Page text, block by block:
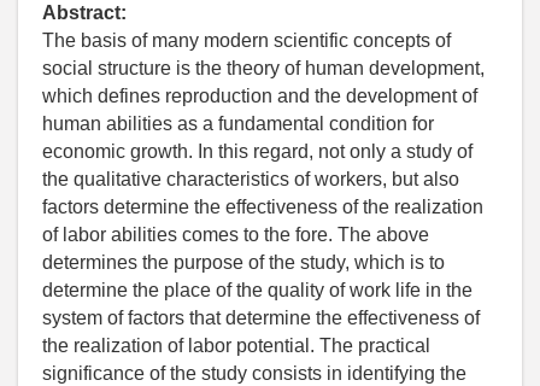
Abstract:
The basis of many modern scientific concepts of
social structure is the theory of human development,
which defines reproduction and the development of
human abilities as a fundamental condition for
economic growth. In this regard, not only a study of
the qualitative characteristics of workers, but also
factors determine the effectiveness of the realization
of labor abilities comes to the fore. The above
determines the purpose of the study, which is to
determine the place of the quality of work life in the
system of factors that determine the effectiveness of
the realization of labor potential. The practical
significance of the study consists in identifying the